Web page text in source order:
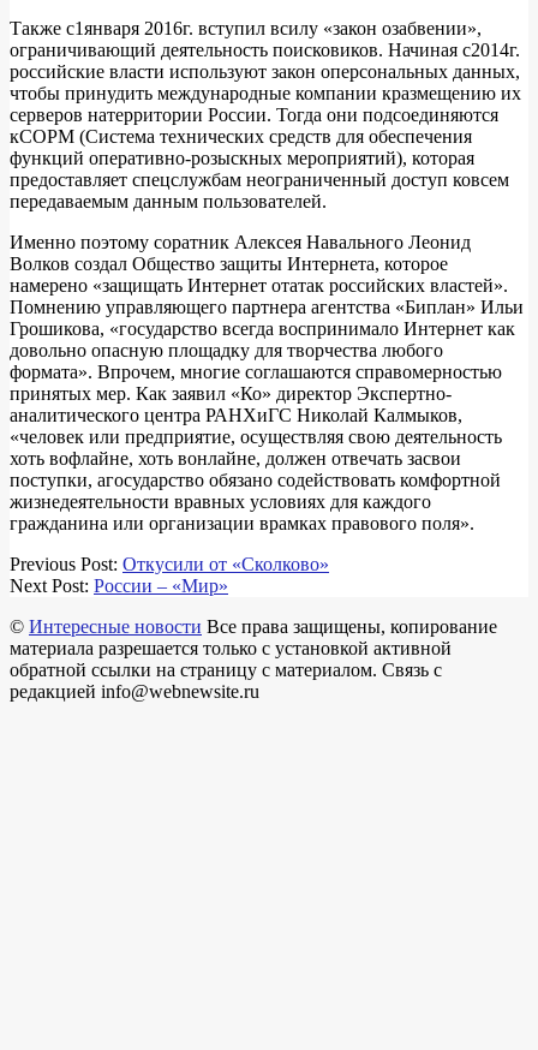
Также с1января 2016г. вступил всилу «закон озабвении»,
ограничивающий деятельность поисковиков. Начиная с2014г.
российские власти используют закон оперсональных данных,
чтобы принудить международные компании кразмещению их
серверов натерритории России. Тогда они подсоединяются
кСОРМ (Система технических средств для обеспечения
функций оперативно-розыскных мероприятий), которая
предоставляет спецслужбам неограниченный доступ ковсем
передаваемым данным пользователей.
Именно поэтому соратник Алексея Навального Леонид
Волков создал Общество защиты Интернета, которое
намерено «защищать Интернет отатак российских властей».
Помнению управляющего партнера агентства «Биплан» Ильи
Грошикова, «государство всегда воспринимало Интернет как
довольно опасную площадку для творчества любого
формата». Впрочем, многие соглашаются справомерностью
принятых мер. Как заявил «Ко» директор Экспертно-
аналитического центра РАНХиГС Николай Калмыков,
«человек или предприятие, осуществляя свою деятельность
хоть вофлайне, хоть вонлайне, должен отвечать засвои
поступки, агосударство обязано содействовать комфортной
жизнедеятельности вравных условиях для каждого
гражданина или организации врамках правового поля».
2018-
03-
Previous Post: Откусили от «Сколково»
Next Post: России – «Мир»
© Интересные новости Все права защищены, копирование
материала разрешается только с установкой активной
обратной ссылки на страницу с материалом. Связь с
редакцией info@webnewsite.ru